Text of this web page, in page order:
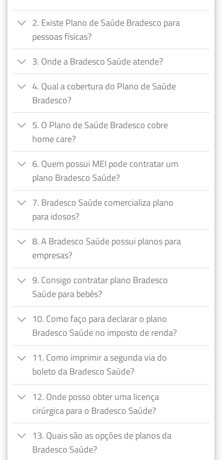
2. Existe Plano de Saúde Bradesco para
pessoas físicas?
3. Onde a Bradesco Saúde atende?
4. Qual a cobertura do Plano de Saúde
Bradesco?
5. O Plano de Saúde Bradesco cobre
home care?
6. Quem possui MEI pode contratar um
plano Bradesco Saúde?
7. Bradesco Saúde comercializa plano
para idosos?
8. A Bradesco Saúde possui planos para
empresas?
9. Consigo contratar plano Bradesco
Saúde para bebês?
10. Como faço para declarar o plano
Bradesco Saúde no imposto de renda?
11. Como imprimir a segunda via do
boleto da Bradesco Saúde?
12. Onde posso obter uma licença
cirúrgica para o Bradesco Saúde?
13. Quais são as opções de planos da
Bradesco Saúde?